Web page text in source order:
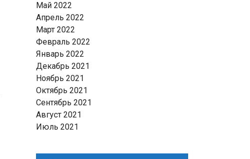
Май 2022
Апрель 2022
Март 2022
Февраль 2022
Январь 2022
Декабрь 2021
Ноябрь 2021
Октябрь 2021
Сентябрь 2021
Август 2021
Июль 2021